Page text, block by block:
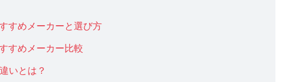
すめメーカーと選び方
すめメーカー比較
いとは？